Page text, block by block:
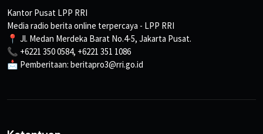
Kantor Pusat LPP RRI
Media radio berita online terpercaya - LPP RRI
📍 Jl. Medan Merdeka Barat No.4-5, Jakarta Pusat.
📞 +6221 350 0584, +6221 351 1086
📩 Pemberitaan: beritapro3@rri.go.id